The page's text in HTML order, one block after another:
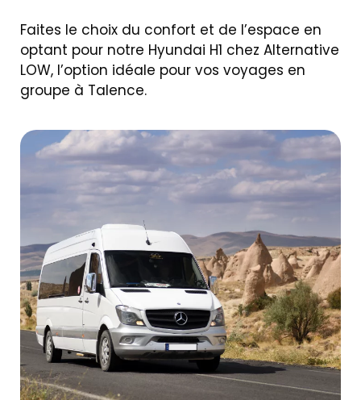
Faites le choix du confort et de l’espace en
optant pour notre Hyundai H1 chez Alternative
LOW, l’option idéale pour vos voyages en
groupe à Talence.